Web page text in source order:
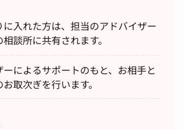
に入れた方は、担当のアドバイザー
談所に共有されます。
ーによるサポートのもと、お相手と
取次ぎを行います。